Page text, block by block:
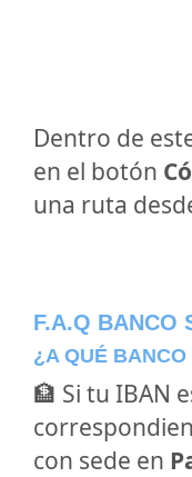
Dentro de
en el botón
una ruta
F.A.Q BANCO
¿A QUÉ
🏦 Si tu IBAN
con sede en